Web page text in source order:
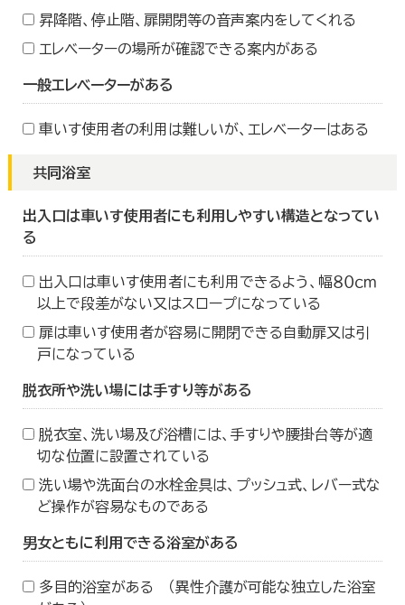
昇降階、停止階、扉開閉等の音声案内をしてくれる
エレベーターの場所が確認できる案内がある
一般エレベーターがある
車いす使用者の利用は難しいが、エレベーターはある
共同浴室
出入口は車いす使用者にも利用しやすい構造となってい
る
出入口は車いす使用者にも利用できるよう、幅８０ｃｍ
以上で段差がない又はスロープになっている
扉は車いす使用者が容易に開閉できる自動扉又は引
戸になっている
脱衣所や洗い場には手すり等がある
脱衣室、洗い場及び浴槽には、手すりや腰掛台等が適
切な位置に設置されている
洗い場や洗面台の水栓金具は、プッシュ式、レバー式な
ど操作が容易なものである
男女ともに利用できる浴室がある
多目的浴室がある （異性介護が可能な独立した浴室